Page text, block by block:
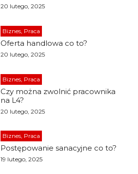
20 lutego, 2025
Biznes, Praca
Oferta handlowa co to?
20 lutego, 2025
Biznes, Praca
Czy można zwolnić pracownika
na L4?
20 lutego, 2025
Biznes, Praca
Postępowanie sanacyjne co to?
19 lutego, 2025